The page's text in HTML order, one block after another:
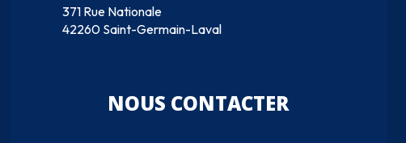
371 Rue Nationale
42260 Saint-Germain-Laval
NOUS CONTACTER